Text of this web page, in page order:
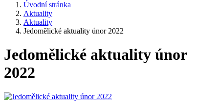
Úvodní stránka
Aktuality
Aktuality
Jedomělické aktuality únor 2022
Jedomělické aktuality únor
2022